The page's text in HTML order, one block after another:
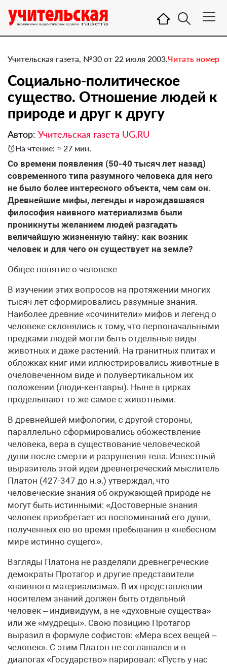
Учительская газета, №30 от 22 июля 2003.Читать номер
Социально-политическое
существо. Отношение людей к
природе и друг к другу
Автор: Учительская газета UG.RU
На чтение: ≈ 27 мин.
Со времени появления (50-40 тысяч лет назад)
современного типа разумного человека для него
не было более интересного объекта, чем сам он.
Древнейшие мифы, легенды и нарождавшаяся
философия наивного материализма были
проникнуты желанием людей разгадать
величайшую жизненную тайну: как возник
человек и для чего он существует на земле?
Общее понятие о человеке
В изучении этих вопросов на протяжении многих
тысяч лет сформировались разумные знания.
Наиболее древние «сочинители» мифов и легенд о
человеке склонялись к тому, что первоначальными
предками людей могли быть отдельные виды
животных и даже растений. На гранитных плитах и
обложках книг ими иллюстрировались животные в
очеловеченном виде и полувертикальном их
положении (люди-кентавры). Ныне в цирках
проделывают то же самое с животными.
В древнейшей мифологии, с другой стороны,
параллельно сформировались обожествление
человека, вера в существование человеческой
души после смерти и разрушения тела. Известный
выразитель этой идеи древнегреческий мыслитель
Платон (427-347 до н.э.) утверждал, что
человеческие знания об окружающей природе не
могут быть истинными: «Достоверные знания
человек приобретает из воспоминаний его души,
полученных ею во время пребывания в «небесном
мире истинно сущего».
Взгляды Платона не разделяли древнегреческие
демократы Протагор и другие представители
«наивного материализма». В их представлении
носителем знаний должен быть отдельный
человек – индивидуум, а не «духовные существа»
или же «мудрецы». Свою позицию Протагор
выразил в формуле софистов: «Мера всех вещей –
человек». С этим Платон не соглашался и в
диалогах «Государство» парировал: «Пусть у нас